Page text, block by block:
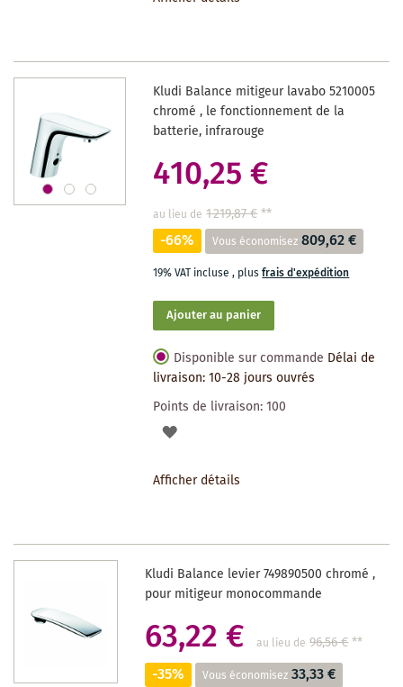
SOUHAITS
Kludi Balance mitigeur lavabo 5210005
chromé , le fonctionnement de la
batterie, infrarouge
410,25 €
au lieu de 1 219,87 €**
-66% Vous économisez 809,62 €
19% VAT incluse, plusfrais d'expédition
Ajouter au panier
Disponible sur commande Délai de
livraison: 10-28 jours ouvrés
Points de livraison:100
AJOUTER
SOUHAITS
Afficher détails
Kludi Balance levier 749890500 chromé ,
pour mitigeur monocommande
63,22 € au lieu de 96,56 €**
-35% Vous économisez 33,33 €